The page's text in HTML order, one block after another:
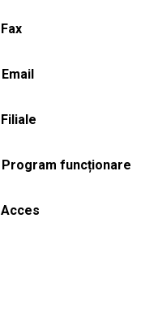
Fax
Email
Filiale
Program funcționare
Acces